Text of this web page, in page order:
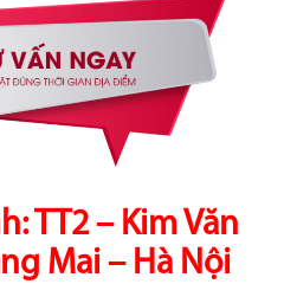
TT2 – Kim Văn
Mai – Hà Nội